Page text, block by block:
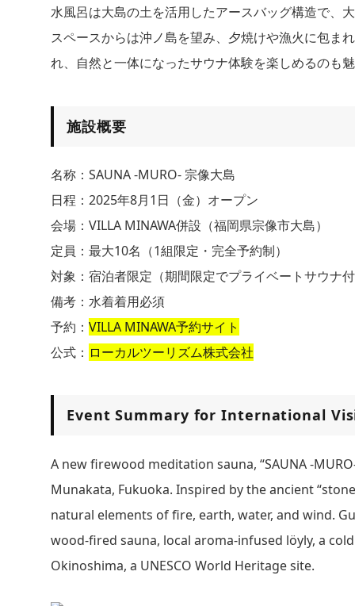
水風呂は大島の土を活用したアースバッグ構造で、
スペースからは沖ノ島を望み、夕焼けや漁火に包ま
れ、自然と一体になったサウナ体験を楽しめるのも
施設概要
名称：SAUNA -MURO- 宗像大島
日程：2025年8月1日（金）オープン
会場：VILLA MINAWA併設（福岡県宗像市大島）
定員：最大10名（1組限定・完全予約制）
対象：宿泊者限定（期間限定でプライベートサウナ
備考：水着着用必須
予約： VILLA MINAWA予約サイト
公式： ローカルツーリズム株式会社
Event Summary for International
A new firewood meditation sauna, “SAUNA -
Munakata, Fukuoka. Inspired by the ancient
natural elements of fire, earth, water, and wind.
wood-fired sauna, local aroma-infused löyly, a
Okinoshima, a UNESCO World Heritage site.